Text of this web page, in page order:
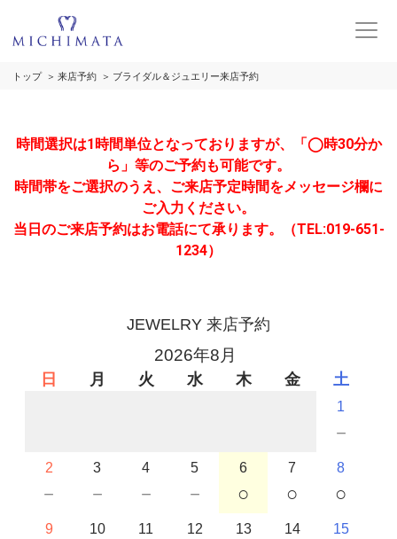
トップ 来店予約 ブライダル＆ジュエリー来店予約
時間選択は1時間単位となっておりますが、「◯時30分か
ら」等のご予約も可能です。
時間帯をご選択のうえ、ご来店予定時間をメッセージ欄に
ご入力ください。
当日のご来店予約はお電話にて承ります。（TEL:019-651-
1234）
JEWELRY 来店予約
2026年8月
日 月 火 水 木 金 土
1
－
2
－
3
－
4
－
5
－
6
○
7
○
8
○
9 10 11 12 13 14 15